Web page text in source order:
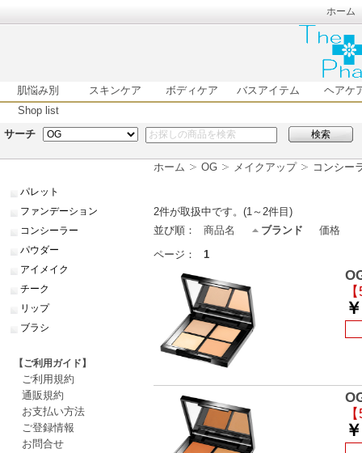
ホーム
肌悩み別 スキンケア ボディケア バスアイテム
ヘアケ
Shop list
サーチ
検索
ホーム OG メイクアップ コンシー
2件が取扱中です。(1～2件目)
並び順：
商品名 ブランド
価格
ページ：
1
パレット
ファンデーション
コンシーラー
パウダー
アイメイク
チーク
リップ
ブラシ
【ご利用ガイド】
ご利用規約
通販規約
お支払い方法
ご登録情報
お問合せ